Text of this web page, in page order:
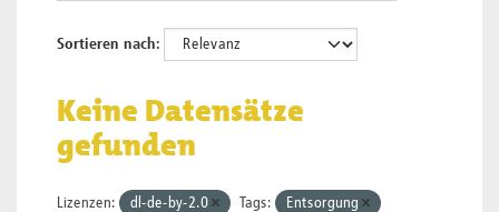
Sortieren nach
Keine Datensätze
gefunden
Lizenzen: dl-de-by-2.0 Tags: Entsorgung